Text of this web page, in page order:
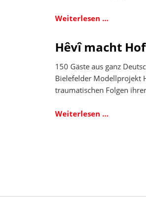
da!
Weiterlesen …
Türen
-
Jobcenter
Bielefeld
Hêvî macht
150 Gäste aus ganz
Bielefelder Modellprojekt
traumatischen Folgen
Weiterlesen …
Spinnerei.